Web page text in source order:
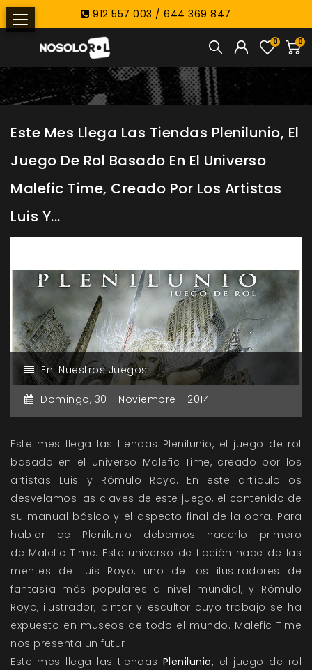
912 557 003 / 644 369 847
0
0
Este Mes Llega Las Tiendas Plenilunio, El
Juego De Rol Basado En El Universo
Malefic Time, Creado Por Los Artistas
Luis Y...
En: Nuestros Juegos
Domingo, 30 - Noviembre - 2014
Este mes llega las tiendas Plenilunio, el juego de rol
basado en el universo Malefic Time, creado por los
artistas Luis y Rómulo Royo. En este artículo os
desvelamos las claves de este juego, el contenido de
su manual básico y el aspecto final de la obra. Para
hablar de Plenilunio debemos hacerlo primero
de Malefic Time. Este universo de ficción nace de las
mentes de Luis Royo, uno de los ilustradores de
fantasía más populares a nivel mundial, y Rómulo
Royo, ilustrador, pintor y escultor cuyo trabajo se ha
expuesto en museos de todo el mundo. Malefic Time
nos presenta un futur
Este mes llega las tiendas Plenilunio, el juego de rol